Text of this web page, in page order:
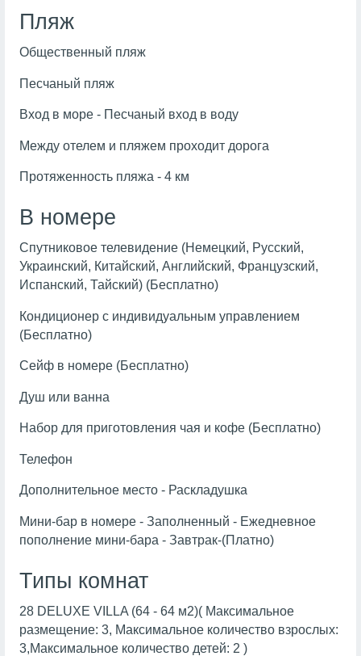
Пляж
Общественный пляж
Песчаный пляж
Вход в море - Песчаный вход в воду
Между отелем и пляжем проходит дорога
Протяженность пляжа - 4 км
В номере
Спутниковое телевидение (Немецкий, Русский,
Украинский, Китайский, Английский, Французский,
Испанский, Тайский) (Бесплатно)
Кондиционер с индивидуальным управлением
(Бесплатно)
Сейф в номере (Бесплатно)
Душ или ванна
Набор для приготовления чая и кофе (Бесплатно)
Телефон
Дополнительное место - Раскладушка
Мини-бар в номере - Заполненный - Ежедневное
пополнение мини-бара - Завтрак-(Платно)
Типы комнат
28 DELUXE VILLA (64 - 64 м2)( Максимальное
размещение: 3, Максимальное количество взрослых:
3,Максимальное количество детей: 2 )